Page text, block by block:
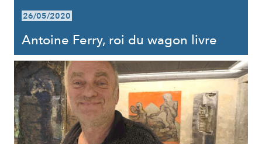
26/05/2020
Antoine Ferry, roi du wagon livre